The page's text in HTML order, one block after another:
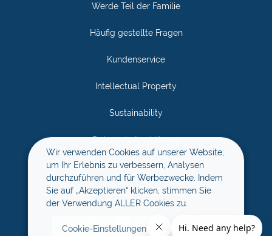
Werde Teil der Familie
Häufig gestellte Fragen
Kundenservice
Intellectual Property
Sustainability
Datenschutzerklärung
Allgemeine Geschäftsbedingungen
Unsere soziale Verantwortung
Wir verwenden Cookies auf unserer Website,
um Ihr Erlebnis zu verbessern, Analysen
durchzuführen und für Werbezwecke. Indem
Sie auf „Akzeptieren“ klicken, stimmen Sie
der Verwendung ALLER Cookies zu.
Cookie-Einstellungen